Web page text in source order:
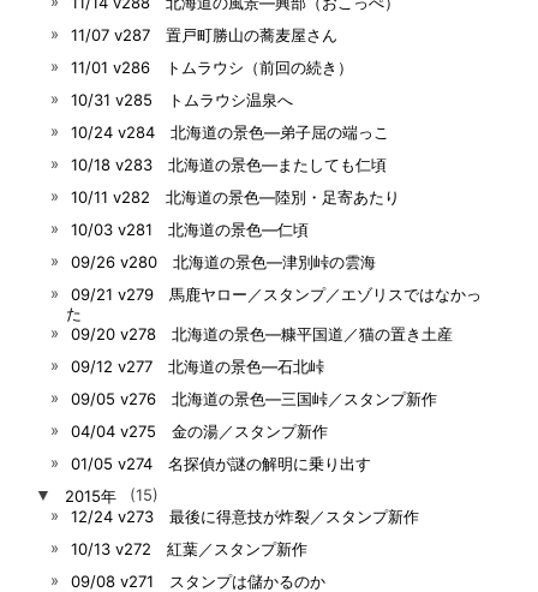
11/07 v287 置戸町勝山の蕎麦屋さん
11/01 v286 トムラウシ（前回の続き）
10/31 v285 トムラウシ温泉へ
10/24 v284 北海道の景色―弟子屈の端っこ
10/18 v283 北海道の景色―またしても仁頃
10/11 v282 北海道の景色―陸別・足寄あたり
10/03 v281 北海道の景色―仁頃
09/26 v280 北海道の景色―津別峠の雲海
09/21 v279 馬鹿ヤロー／スタンプ／エゾリスではなかっ
た
09/20 v278 北海道の景色―糠平国道／猫の置き土産
09/12 v277 北海道の景色―石北峠
09/05 v276 北海道の景色―三国峠／スタンプ新作
04/04 v275 金の湯／スタンプ新作
01/05 v274 名探偵が謎の解明に乗り出す
▼
2015年
(15)
12/24 v273 最後に得意技が炸裂／スタンプ新作
10/13 v272 紅葉／スタンプ新作
09/08 v271 スタンプは儲かるのか